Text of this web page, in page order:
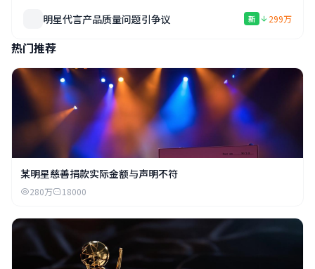
明星代言产品质量问题引争议 新 299万
热门推荐
某明星慈善捐款实际金额与声明不符
280万 18000